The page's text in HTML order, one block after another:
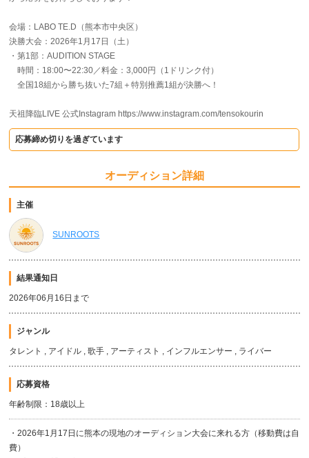
会場：LABO TE.D（熊本市中央区）
決勝大会：2026年1月17日（土）
・第1部：AUDITION STAGE
時間：18:00〜22:30／料金：3,000円（1ドリンク付）
全国18組から勝ち抜いた7組＋特別推薦1組が決勝へ！
天祖降臨LIVE 公式Instagram https://www.instagram.com/tensokourin
応募締め切りを過ぎています
オーディション詳細
主催
SUNROOTS
結果通知日
2026年06月16日まで
ジャンル
タレント , アイドル , 歌手 , アーティスト , インフルエンサー , ライバー
応募資格
年齢制限：18歳以上
・2026年1月17日に熊本の現地のオーディション大会に来れる方（移動費は自
費）